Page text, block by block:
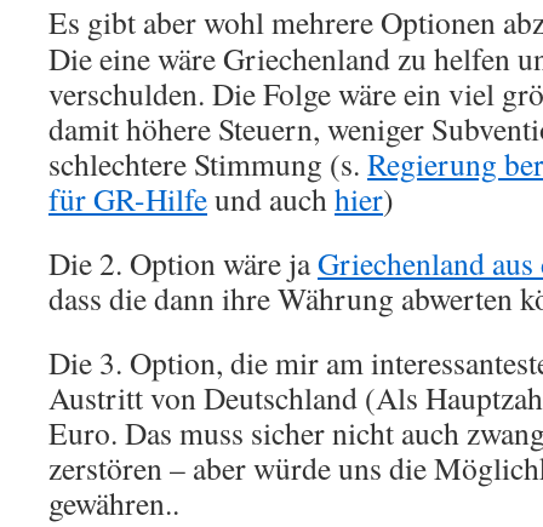
Es gibt aber wohl mehrere Optionen
Die eine wäre Griechenland zu helfen
verschulden. Die Folge wäre ein viel
damit höhere Steuern, weniger
schlechtere Stimmung (s. Regierung
für GR-Hilfeund auchhier)
Die 2. Option wäre jaGriechenland
dass die dann ihre Währung abwerten
Die 3. Option, die mir am
Austritt von Deutschland (Als
Euro. Das muss sicher nicht auch
zerstören – aber würde uns die
gewähren..